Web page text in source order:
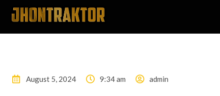
August 5, 2024 9:34 am admin